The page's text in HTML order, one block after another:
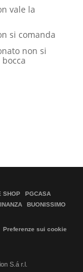
vale la
si comanda
non si
SHOP
PGCASA
BUONISSIMO
Preferenze sui cookie
S.á r.l.